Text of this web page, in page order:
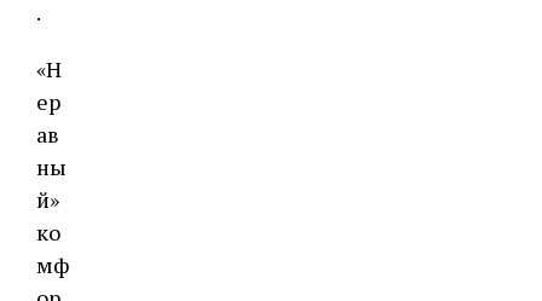
.
«Н
ер
ав
ны
й»
ко
мф